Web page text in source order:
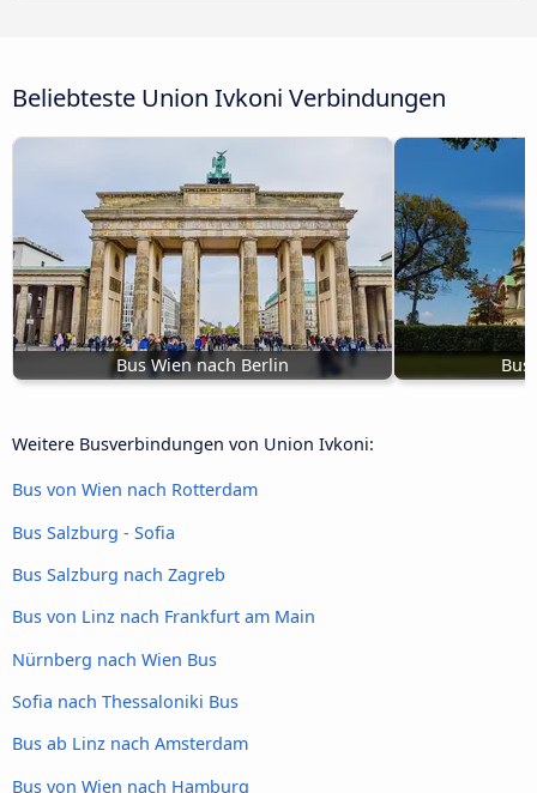
Beliebteste Union Ivkoni Verbindungen
Bus Wien nach Berlin Bus
Weitere Busverbindungen von Union Ivkoni:
Bus von Wien nach Rotterdam
Bus Salzburg - Sofia
Bus Salzburg nach Zagreb
Bus von Linz nach Frankfurt am Main
Nürnberg nach Wien Bus
Sofia nach Thessaloniki Bus
Bus ab Linz nach Amsterdam
Bus von Wien nach Hamburg